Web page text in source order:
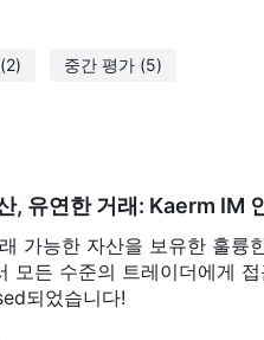
다음 사항에 유의하는 것이 중
니다. ABX TRADE :
합법?
없으며 관련 위험을 인식하는 것
할 수 있기 때문입니다. 거래 활
이 좋습니다.
장에서 거래자에게 다양한 시장
(2) 중간 평가 (5)
, 유연한 거래: Kaerm IM
가능한 자산을 보유한 훌륭
모든 수준의 트레이더에게
되었습니다!